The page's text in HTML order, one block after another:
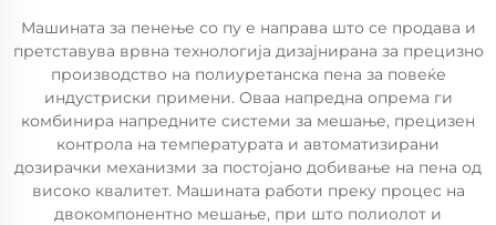
Машината за пенење со пу е направа што се продава и
претставува врвна технологија дизајнирана за прецизно
производство на полиуретанска пена за повеќе
индустриски примени. Оваа напредна опрема ги
комбинира напредните системи за мешање, прецизен
контрола на температурата и автоматизирани
дозирачки механизми за постојано добивање на пена од
високо квалитет. Машината работи преку процес на
двокомпонентно мешање, при што полиолот и